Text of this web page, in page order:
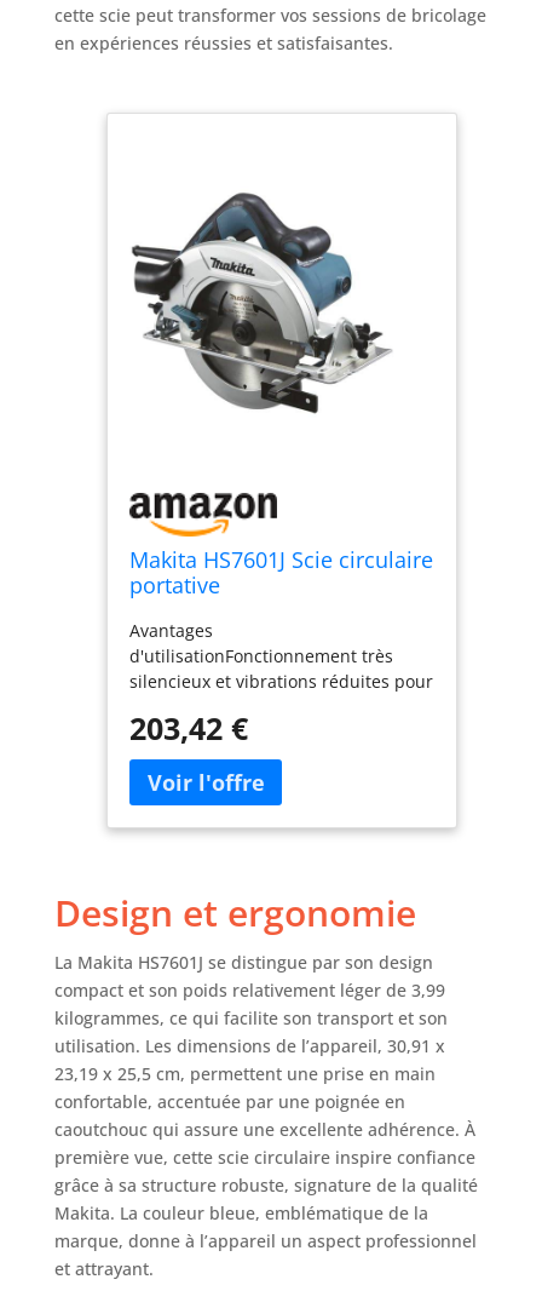
cette scie peut transformer vos sessions de bricolage
en expériences réussies et satisfaisantes.
Makita HS7601J Scie circulaire
portative
Avantages
d'utilisationFonctionnement très
silencieux et vibrations réduites pour
Verrouillage en un tournemain du
réglage de profondeur et d'angle et
du guide parallèle, Dispositif filaire
Deuxième génération de poignée
ergonomique s'amincissant vers le
Livrée dans un coffret synthétique
solide
203,42 €
Design et ergonomie
La Makita HS7601J se distingue par son design
compact et son poids relativement léger de 3,99
kilogrammes, ce qui facilite son transport et son
utilisation. Les dimensions de l’appareil, 30,91 x
23,19 x 25,5 cm, permettent une prise en main
confortable, accentuée par une poignée en
caoutchouc qui assure une excellente adhérence. À
première vue, cette scie circulaire inspire confiance
grâce à sa structure robuste, signature de la qualité
Makita. La couleur bleue, emblématique de la
marque, donne à l’appareil un aspect professionnel
et attrayant.